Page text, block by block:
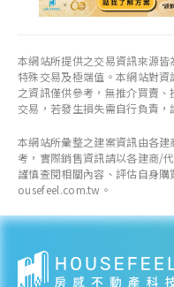
重陽重劃區
近一年成交單價
63.04萬元/坪
- 10.43%
本網站所提供之交易資訊來源
特殊交易及極端值。本網站對
之資訊僅供參考，無推介買賣
交易，若發生損失需自行負責，
本網站所彙整之建案資訊由各
考，實際銷售資訊請以各建商/
謹慎查閱相關內容、評估自身
ousefeel.com.tw。